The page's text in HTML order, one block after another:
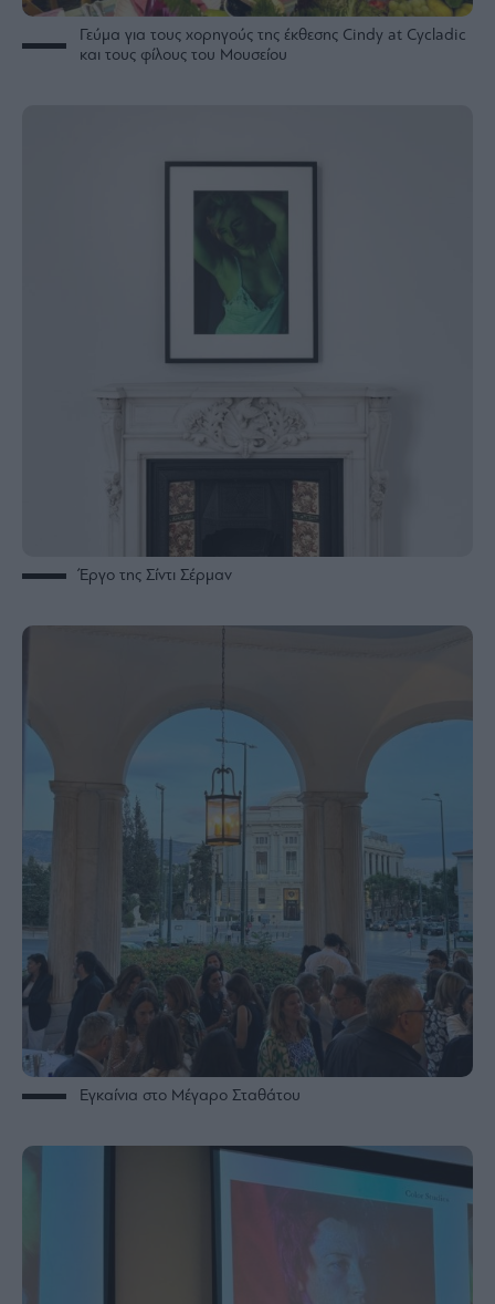
Γεύμα για τους χορηγούς της έκθεσης Cindy at Cycladic
και τους φίλους του Μουσείου
Έργο της Σίντι Σέρμαν
Εγκαίνια στο Μέγαρο Σταθάτου